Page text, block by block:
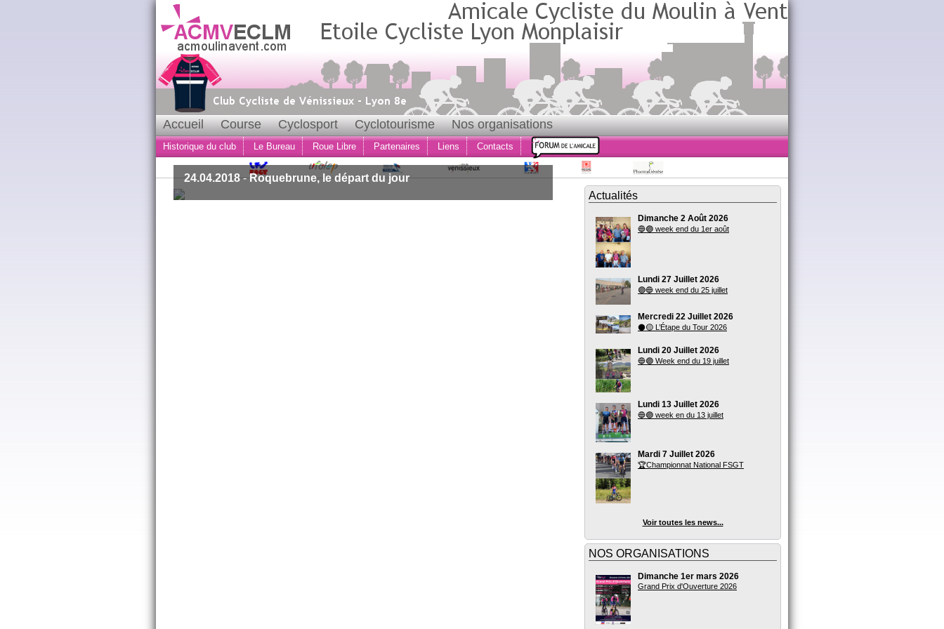
Accueil Course Cyclosport Cyclotourisme Nos organisations
Historique du club Le Bureau Roue Libre Partenaires Liens Contacts
24.04.2018 - Roquebrune, le départ du jour
Actualités
Dimanche 2 Août 2026
🔵🟣 week end du 1er août
Lundi 27 Juillet 2026
🟣🔵 week end du 25 juillet
Mercredi 22 Juillet 2026
⚫🟡 L’Étape du Tour 2026
Lundi 20 Juillet 2026
🔵🟣 Week end du 19 juillet
Lundi 13 Juillet 2026
🔵🟣 week en du 13 juillet
Mardi 7 Juillet 2026
🏆Championnat National FSGT
Voir toutes les news...
NOS ORGANISATIONS
Dimanche 1er mars 2026
Grand Prix d'Ouverture 2026